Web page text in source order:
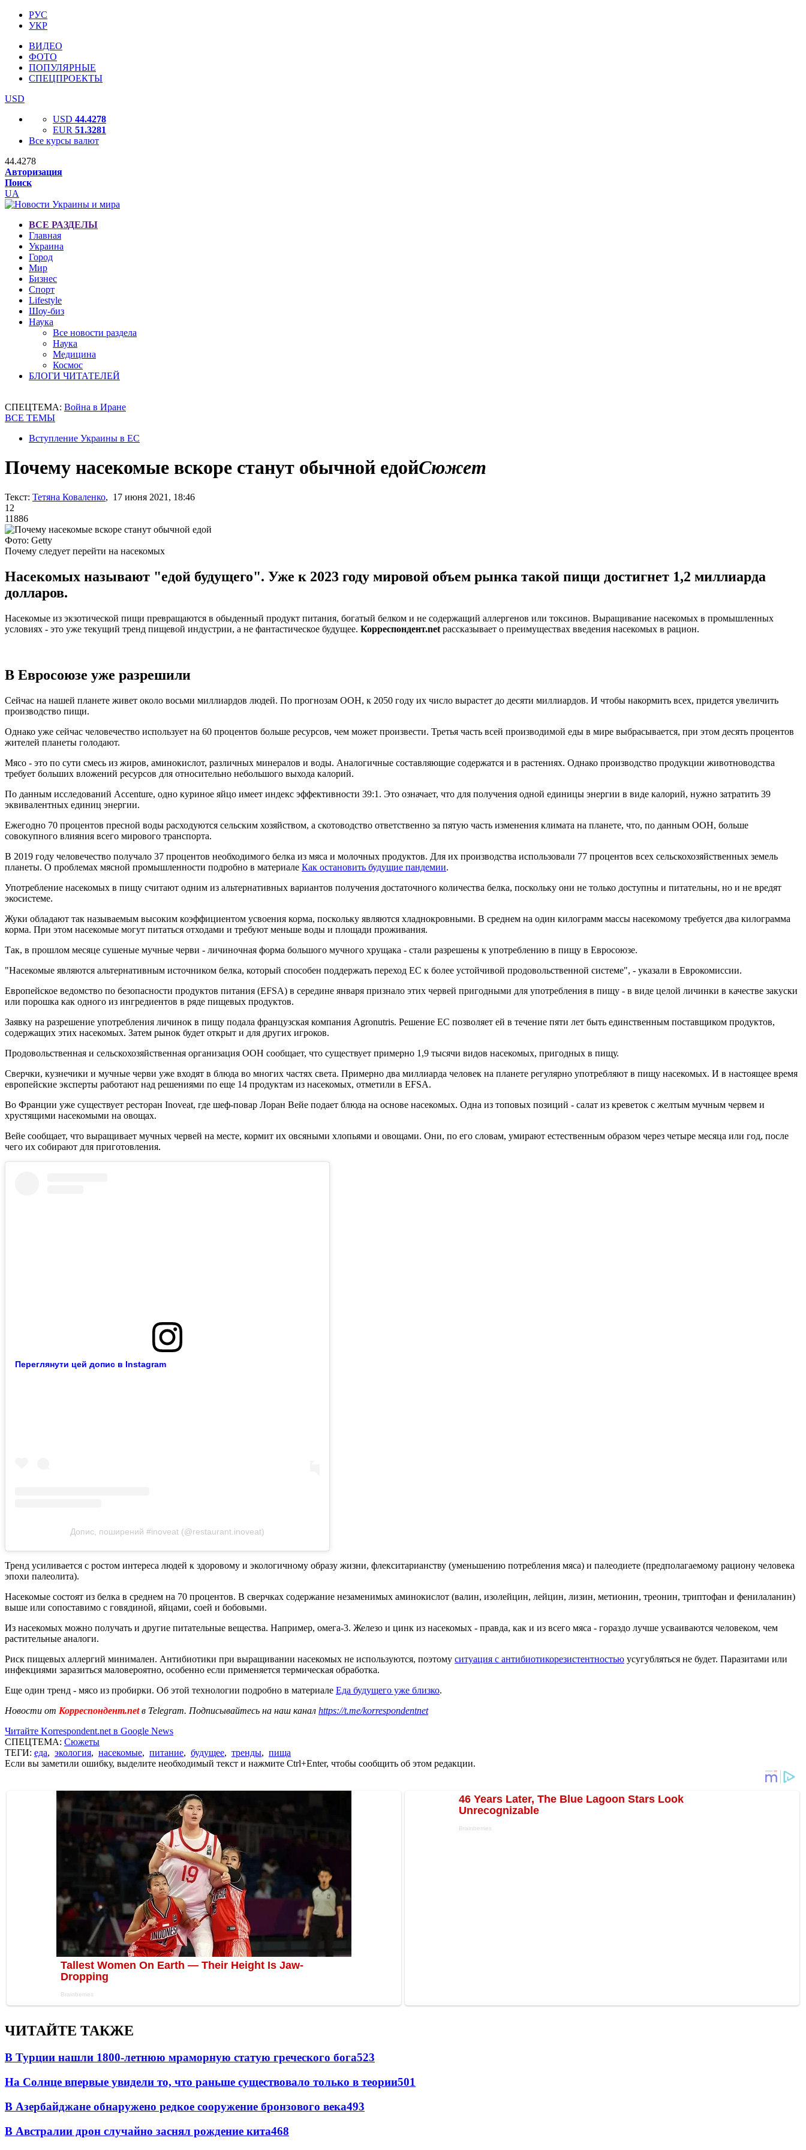
РУС
УКР
ВИДЕО
ФОТО
ПОПУЛЯРНЫЕ
СПЕЦПРОЕКТЫ
USD
USD 44.4278
EUR 51.3281
Все курсы валют
44.4278
Авторизация
Поиск
UA
ВСЕ РАЗДЕЛЫ
Главная
Украина
Город
Мир
Бизнес
Спорт
Lifestyle
Шоу-биз
Наука
Все новости раздела
Наука
Медицина
Космос
БЛОГИ ЧИТАТЕЛЕЙ
СПЕЦТЕМА: Война в Иране
ВСЕ ТЕМЫ
Вступление Украины в ЕС
Почему насекомые вскоре станут обычной едойСюжет
Текст: Тетяна Коваленко, 17 июня 2021, 18:46
12
11886
Фото: Getty
Почему следует перейти на насекомых
Насекомых называют "едой будущего". Уже к 2023 году мировой объем рынка такой пищи достигнет 1,2 миллиарда
долларов.
Насекомые из экзотической пищи превращаются в обыденный продукт питания, богатый белком и не содержащий аллергенов или токсинов. Выращивание насекомых в промышленных
условиях - это уже текущий тренд пищевой индустрии, а не фантастическое будущее. Корреспондент.net рассказывает о преимуществах введения насекомых в рацион.
В Евросоюзе уже разрешили
Сейчас на нашей планете живет около восьми миллиардов людей. По прогнозам ООН, к 2050 году их число вырастет до десяти миллиардов. И чтобы накормить всех, придется увеличить
производство пищи.
Однако уже сейчас человечество использует на 60 процентов больше ресурсов, чем может произвести. Третья часть всей производимой еды в мире выбрасывается, при этом десять процентов
жителей планеты голодают.
Мясо - это по сути смесь из жиров, аминокислот, различных минералов и воды. Аналогичные составляющие содержатся и в растениях. Однако производство продукции животноводства
требует больших вложений ресурсов для относительно небольшого выхода калорий.
По данным исследований Accenture, одно куриное яйцо имеет индекс эффективности 39:1. Это означает, что для получения одной единицы энергии в виде калорий, нужно затратить 39
эквивалентных единиц энергии.
Ежегодно 70 процентов пресной воды расходуются сельским хозяйством, а скотоводство ответственно за пятую часть изменения климата на планете, что, по данным ООН, больше
совокупного влияния всего мирового транспорта.
В 2019 году человечество получало 37 процентов необходимого белка из мяса и молочных продуктов. Для их производства использовали 77 процентов всех сельскохозяйственных земель
планеты. О проблемах мясной промышленности подробно в материале Как остановить будущие пандемии.
Употребление насекомых в пищу считают одним из альтернативных вариантов получения достаточного количества белка, поскольку они не только доступны и питательны, но и не вредят
экосистеме.
Жуки обладают так называемым высоким коэффициентом усвоения корма, поскольку являются хладнокровными. В среднем на один килограмм массы насекомому требуется два килограмма
корма. При этом насекомые могут питаться отходами и требуют меньше воды и площади проживания.
Так, в прошлом месяце сушеные мучные черви - личиночная форма большого мучного хрущака - стали разрешены к употреблению в пищу в Евросоюзе.
"Насекомые являются альтернативным источником белка, который способен поддержать переход ЕС к более устойчивой продовольственной системе", - указали в Еврокомиссии.
Европейское ведомство по безопасности продуктов питания (EFSA) в середине января признало этих червей пригодными для употребления в пищу - в виде целой личинки в качестве закуски
или порошка как одного из ингредиентов в ряде пищевых продуктов.
Заявку на разрешение употребления личинок в пищу подала французская компания Agronutris. Решение ЕС позволяет ей в течение пяти лет быть единственным поставщиком продуктов,
содержащих этих насекомых. Затем рынок будет открыт и для других игроков.
Продовольственная и сельскохозяйственная организация ООН сообщает, что существует примерно 1,9 тысячи видов насекомых, пригодных в пищу.
Сверчки, кузнечики и мучные черви уже входят в блюда во многих частях света. Примерно два миллиарда человек на планете регулярно употребляют в пищу насекомых. И в настоящее время
европейские эксперты работают над решениями по еще 14 продуктам из насекомых, отметили в EFSA.
Во Франции уже существует ресторан Inoveat, где шеф-повар Лоран Вейе подает блюда на основе насекомых. Одна из топовых позиций - салат из креветок с желтым мучным червем и
хрустящими насекомыми на овощах.
Вейе сообщает, что выращивает мучных червей на месте, кормит их овсяными хлопьями и овощами. Они, по его словам, умирают естественным образом через четыре месяца или год, после
чего их собирают для приготовления.
Переглянути цей допис в Instagram
Допис, поширений #inoveat (@restaurant.inoveat)
Тренд усиливается с ростом интереса людей к здоровому и экологичному образу жизни, флекситарианству (уменьшению потребления мяса) и палеодиете (предполагаемому рациону человека
эпохи палеолита).
Насекомые состоят из белка в среднем на 70 процентов. В сверчках содержание незаменимых аминокислот (валин, изолейцин, лейцин, лизин, метионин, треонин, триптофан и фенилаланин)
выше или сопоставимо с говядиной, яйцами, соей и бобовыми.
Из насекомых можно получать и другие питательные вещества. Например, омега-3. Железо и цинк из насекомых - правда, как и из всего мяса - гораздо лучше усваиваются человеком, чем
растительные аналоги.
Риск пищевых аллергий минимален. Антибиотики при выращивании насекомых не используются, поэтому ситуация с антибиотикорезистентностью усугубляться не будет. Паразитами или
инфекциями заразиться маловероятно, особенно если применяется термическая обработка.
Еще один тренд - мясо из пробирки. Об этой технологии подробно в материале Еда будущего уже близко.
Новости от Корреспондент.netв Telegram. Подписывайтесь на наш канал https://t.me/korrespondentnet
Читайте Korrespondent.net в Google News
СПЕЦТЕМА: Сюжеты
ТЕГИ: еда, экология, насекомые, питание, будущее, тренды, пища
Если вы заметили ошибку, выделите необходимый текст и нажмите Ctrl+Enter, чтобы сообщить об этом редакции.
ЧИТАЙТЕ ТАКЖЕ
В Турции нашли 1800-летнюю мраморную статую греческого бога523
На Солнце впервые увидели то, что раньше существовало только в теории501
В Азербайджане обнаружено редкое сооружение бронзового века493
В Австралии дрон случайно заснял рождение кита468